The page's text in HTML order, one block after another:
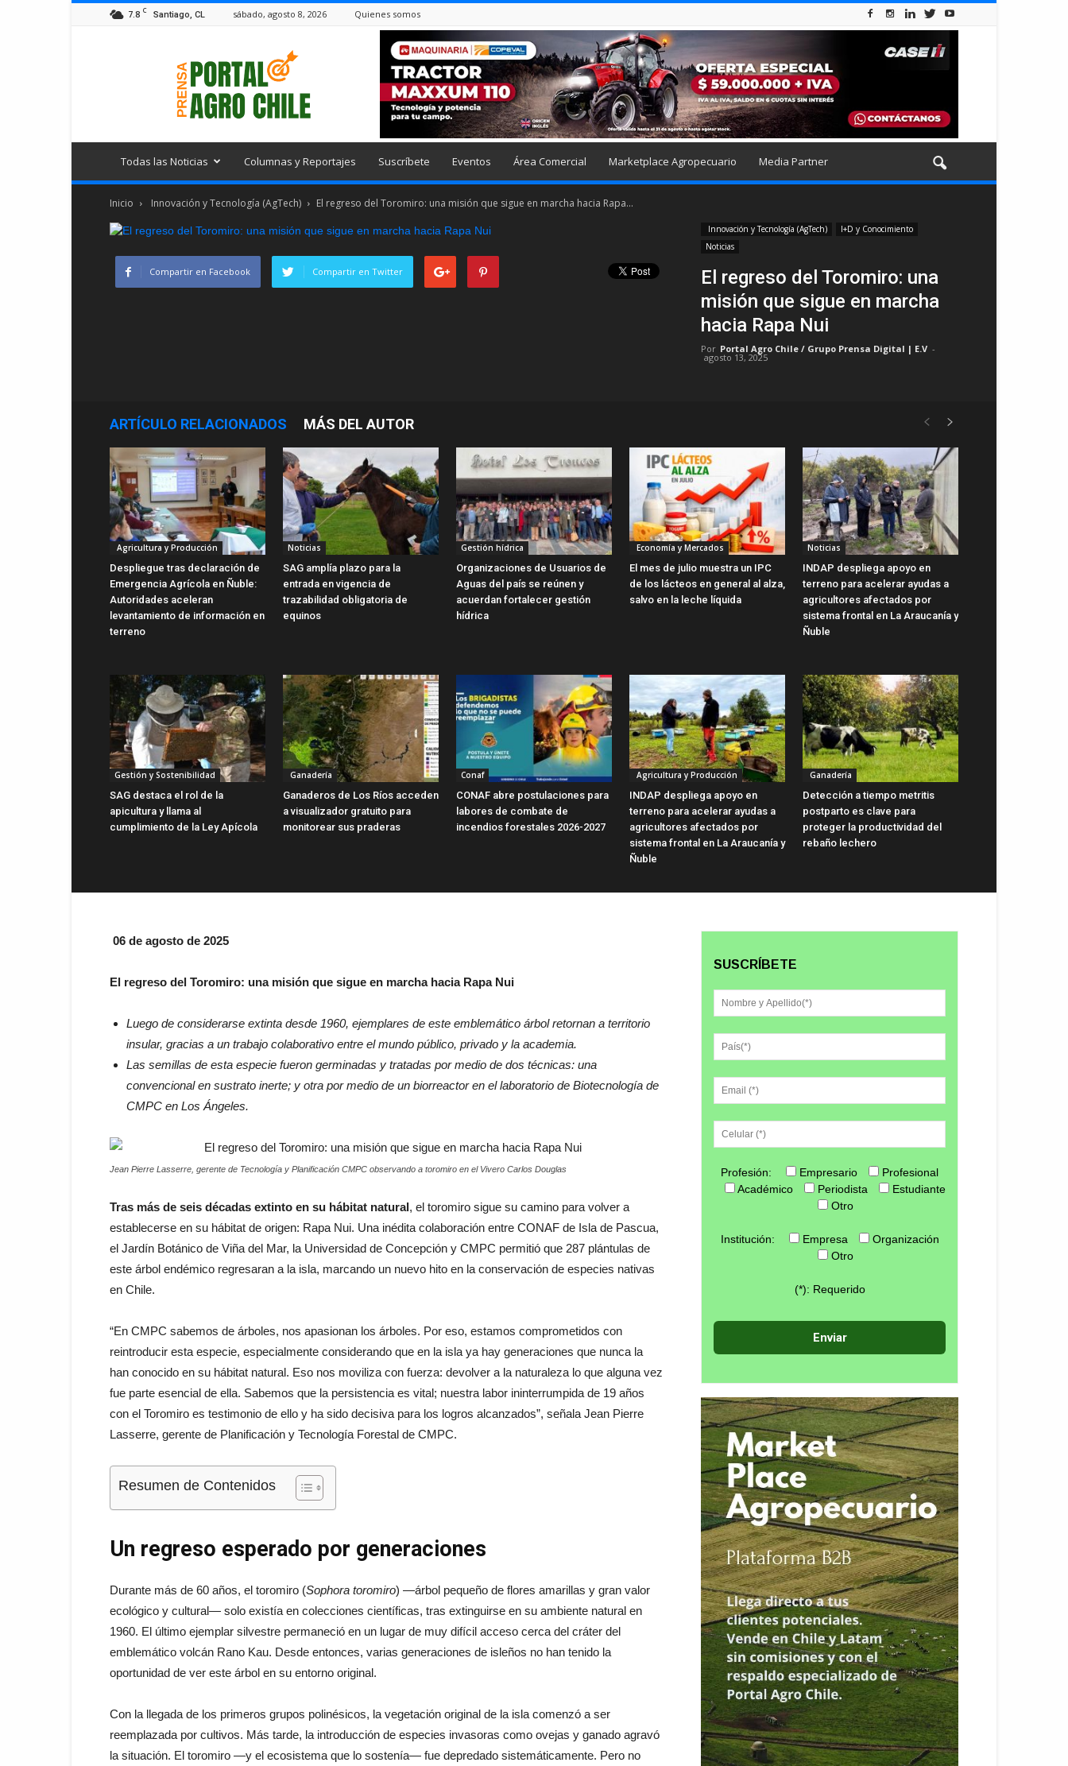
7.8 C Santiago, CL sábado, agosto 8, 2026 Quienes somos
Todas las Noticias Columnas y Reportajes Suscríbete Eventos Área Comercial Marketplace Agropecuario Media Partner
Inicio Innovación y Tecnología (AgTech) El regreso del Toromiro: una misión que sigue en marcha hacia Rapa...
Innovación y Tecnología (AgTech)
I+D y Conocimiento
Noticias
El regreso del Toromiro: una
misión que sigue en marcha
hacia Rapa Nui
Por Portal Agro Chile / Grupo Prensa Digital | E.V -
agosto 13, 2025
Compartir en Facebook Compartir en Twitter
ARTÍCULO RELACIONADOS MÁS DEL AUTOR
Agricultura y Producción
Despliegue tras declaración de
Emergencia Agrícola en Ñuble:
Autoridades aceleran
levantamiento de información en
terreno
Noticias
SAG amplía plazo para la
entrada en vigencia de
trazabilidad obligatoria de
equinos
Gestión hídrica
Organizaciones de Usuarios de
Aguas del país se reúnen y
acuerdan fortalecer gestión
hídrica
Economía y Mercados
El mes de julio muestra un IPC
de los lácteos en general al alza,
salvo en la leche líquida
Noticias
INDAP despliega apoyo en
terreno para acelerar ayudas a
agricultores afectados por
sistema frontal en La Araucanía y
Ñuble
Gestión y Sostenibilidad
SAG destaca el rol de la
apicultura y llama al
cumplimiento de la Ley Apícola
Ganadería
Ganaderos de Los Ríos acceden
a visualizador gratuito para
monitorear sus praderas
Conaf
CONAF abre postulaciones para
labores de combate de
incendios forestales 2026-2027
Agricultura y Producción
INDAP despliega apoyo en
terreno para acelerar ayudas a
agricultores afectados por
sistema frontal en La Araucanía y
Ñuble
Ganadería
Detección a tiempo metritis
postparto es clave para
proteger la productividad del
rebaño lechero
06 de agosto de 2025
El regreso del Toromiro: una misión que sigue en marcha hacia Rapa Nui
Luego de considerarse extinta desde 1960, ejemplares de este emblemático árbol retornan a territorio
insular, gracias a un trabajo colaborativo entre el mundo público, privado y la academia.
Las semillas de esta especie fueron germinadas y tratadas por medio de dos técnicas: una
convencional en sustrato inerte; y otra por medio de un biorreactor en el laboratorio de Biotecnología de
CMPC en Los Ángeles.
Jean Pierre Lasserre, gerente de Tecnología y Planificación CMPC observando a toromiro en el Vivero Carlos Douglas
Tras más de seis décadas extinto en su hábitat natural, el toromiro sigue su camino para volver a
establecerse en su hábitat de origen: Rapa Nui. Una inédita colaboración entre CONAF de Isla de Pascua,
el Jardín Botánico de Viña del Mar, la Universidad de Concepción y CMPC permitió que 287 plántulas de
este árbol endémico regresaran a la isla, marcando un nuevo hito en la conservación de especies nativas
en Chile.
“En CMPC sabemos de árboles, nos apasionan los árboles. Por eso, estamos comprometidos con
reintroducir esta especie, especialmente considerando que en la isla ya hay generaciones que nunca la
han conocido en su hábitat natural. Eso nos moviliza con fuerza: devolver a la naturaleza lo que alguna vez
fue parte esencial de ella. Sabemos que la persistencia es vital; nuestra labor ininterrumpida de 19 años
con el Toromiro es testimonio de ello y ha sido decisiva para los logros alcanzados”, señala Jean Pierre
Lasserre, gerente de Planificación y Tecnología Forestal de CMPC.
Resumen de Contenidos
Un regreso esperado por generaciones
Durante más de 60 años, el toromiro (Sophora toromiro) —árbol pequeño de flores amarillas y gran valor
ecológico y cultural— solo existía en colecciones científicas, tras extinguirse en su ambiente natural en
1960. El último ejemplar silvestre permaneció en un lugar de muy difícil acceso cerca del cráter del
emblemático volcán Rano Kau. Desde entonces, varias generaciones de isleños no han tenido la
oportunidad de ver este árbol en su entorno original.
Con la llegada de los primeros grupos polinésicos, la vegetación original de la isla comenzó a ser
reemplazada por cultivos. Más tarde, la introducción de especies invasoras como ovejas y ganado agravó
la situación. El toromiro —y el ecosistema que lo sostenía— fue depredado sistemáticamente. Pero no
SUSCRÍBETE
Profesión: Empresario
Profesional
Académico
Periodista
Estudiante
Otro
Institución: Empresa
Organización
Otro
(*): Requerido